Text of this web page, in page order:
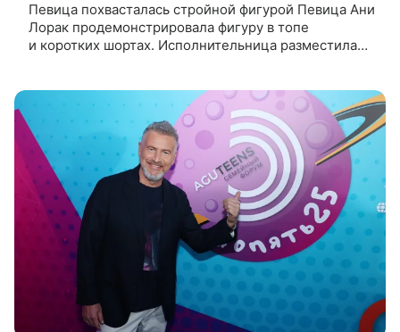
Певица похвасталась стройной фигурой Певица Ани
Лорак продемонстрировала фигуру в топе
и коротких шортах. Исполнительница разместила